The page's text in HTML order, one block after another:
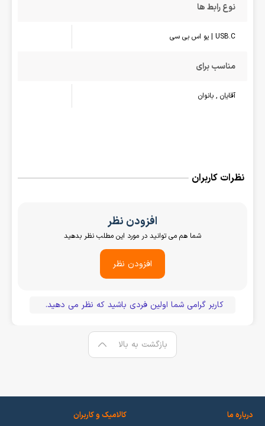
نوع رابط ها
USB.C | یو اس بی سی
مناسب برای
آقایان , بانوان
نظرات کاربران
افزودن نظر
شما هم می توانید در مورد این مطلب نظر بدهید
افزودن نظر
کاربر گرامی شما اولین فردی باشید که نظر می دهید.
بازگشت به بالا
درباره ما کالامیک و کاربران